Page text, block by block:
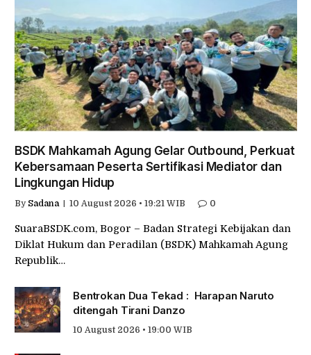
BSDK Mahkamah Agung Gelar Outbound, Perkuat
Kebersamaan Peserta Sertifikasi Mediator dan
Lingkungan Hidup
By Sadana 10 August 2026 • 19:21 WIB 0
SuaraBSDK.com, Bogor – Badan Strategi Kebijakan dan
Diklat Hukum dan Peradilan (BSDK) Mahkamah Agung
Republik…
Bentrokan Dua Tekad : Harapan Naruto
ditengah Tirani Danzo
10 August 2026 • 19:00 WIB